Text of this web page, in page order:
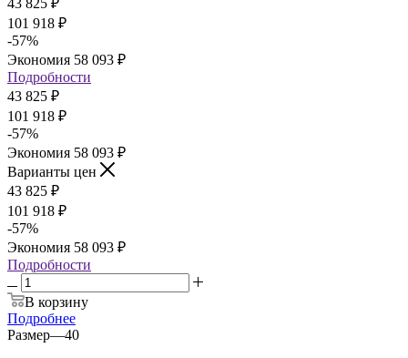
101 918 ₽
-57%
Экономия 58 093 ₽
Подробности
43 825 ₽
101 918 ₽
-57%
Экономия 58 093 ₽
Варианты цен
43 825 ₽
101 918 ₽
-57%
Экономия 58 093 ₽
Подробности
В корзину
Подробнее
Размер—40